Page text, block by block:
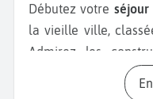
Débutez votre séjour
la vieille ville,
Admirez les
13ème siècle et
Faites une